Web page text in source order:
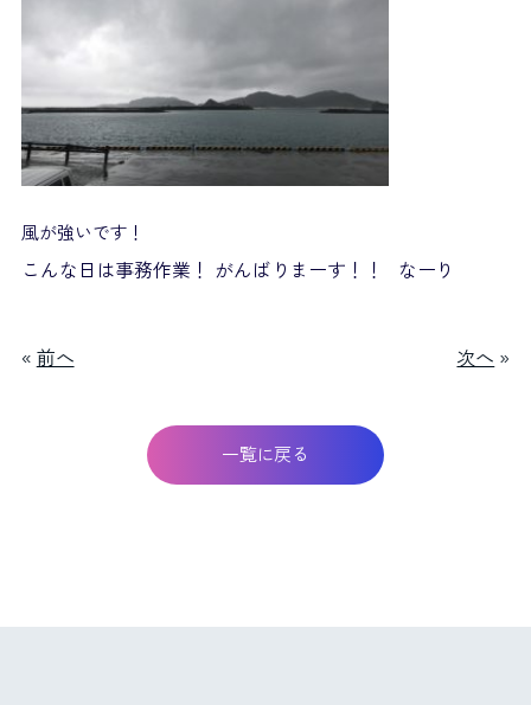
風が強いです！
こんな日は事務作業！ がんばりまーす！！ なーり
« 前へ 次へ »
一覧に戻る